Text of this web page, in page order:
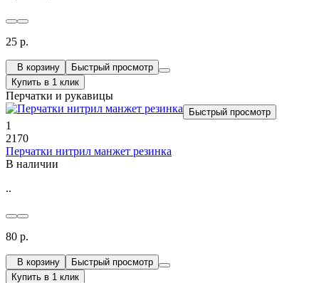
25 р.
В корзину
Быстрый просмотр
Купить в 1 клик
Перчатки и рукавицы
Быстрый просмотр
1
2170
Перчатки нитрил манжет резинка
В наличии
..
80 р.
В корзину
Быстрый просмотр
Купить в 1 клик